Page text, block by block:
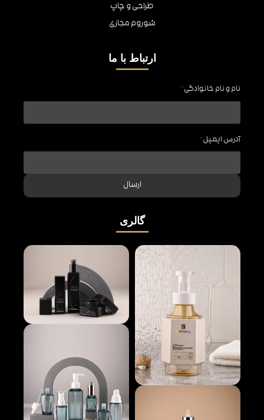
گالری
طراحی و چاپ
شوروم مجازی
ارتباط با ما
نام و نام خانوادگی*
آدرس ایمیل*
ارسال